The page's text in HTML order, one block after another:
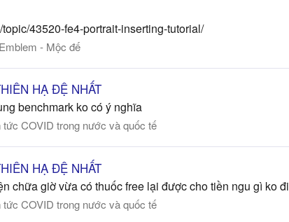
43520-fe4-portrait-inserting-tutorial/
- Mộc đế
HẠ ĐỆ NHẤT
benchmark ko có ý nghĩa
tức COVID trong nước và quốc tế
HẠ ĐỆ NHẤT
chữa giờ vừa có thuốc free lại được cho tiền ngu gì ko đi
tức COVID trong nước và quốc tế